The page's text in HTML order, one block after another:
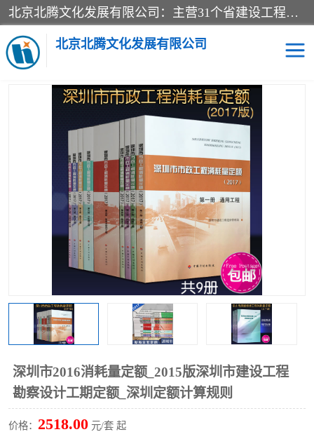
北京北腾文化发展有限公司：主营31个省建设工程预算书,工程预算软件,工程计价依据,工程造价定额,工程量清单计价定额,建设工程量消耗量定额,各行业工程预算定额,铁路定额,电力定额,矿山定额,*,黄金定额,钢铁企业检修定额,中石化安装检修定额,煤矿图书,医院书籍等.诚信的经营，在发展的同时公司不忘不断总结不断优化为客户的服务，和一如既往的热情赢得了新老客户的极高评价及青睐。
北京北腾文化发展有限公司
当前位置：首页>供应商机>深圳市建设工程消耗量定额> 深圳市
2016消耗量定额_2015版深圳市建设工程勘察设计工期定额_深圳定额
计算规则
深圳市2016消耗量定额_2015版深圳市建设工程
勘察设计工期定额_深圳定额计算规则
价格： 2518.00 元/套 起
预算定额
煤矿图书
标准图书 铁路建设工程预算定额
电力行业工程预算定额 石油化工安装预算定额
新石油化工检修定额 石油化工概算定额数据
石油建设安装工程预算定 长输管道工程检修维修预
算定额
山东省工程预算定额 法律图书
电网技改,拆除,检修定额 炼油化工计价依据定额
信息通信建设工程预算定
额
火力发电机组检修定额
湖北建设工程消耗量定额